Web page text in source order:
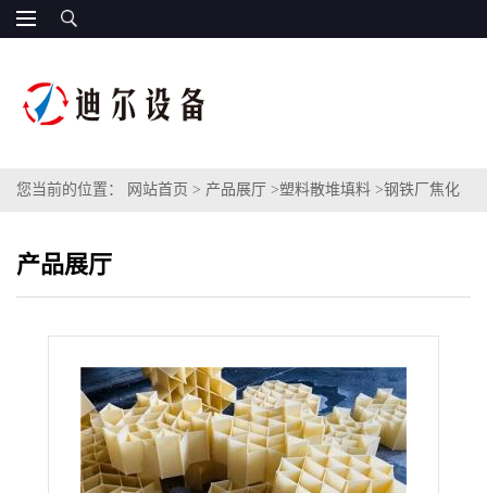
您当前的位置： 网站首页 > 产品展厅 >塑料散堆填料 >钢铁厂焦化
产品展厅